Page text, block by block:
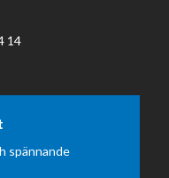
14
spännande